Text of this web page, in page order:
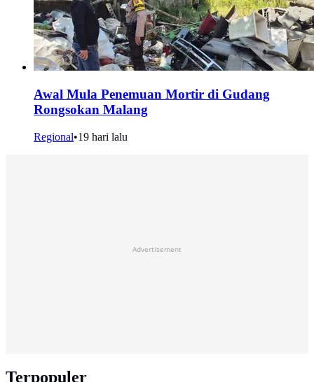
Awal Mula Penemuan Mortir di Gudang
Rongsokan Malang
Regional•19 hari lalu
Advertisement
Terpopuler